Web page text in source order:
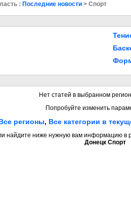
: Последние новости > Спорт
Нет статей в выбранном
Попробуйте изменить
регионы, Все категории в
найдите ниже нужную вам информацию в
Донецк Спорт